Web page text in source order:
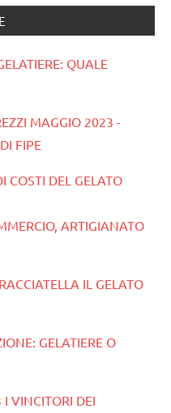
QUALE
MAGGIO 2023 -
FIPE
COSTI DEL GELATO
ARTIGIANATO
IL GELATO
GELATIERE O
VINCITORI DEI